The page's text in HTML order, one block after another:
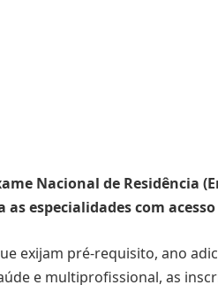
Nacional de Residência
as especialidades com
exijam pré-requisito, ano
e multiprofissional, as